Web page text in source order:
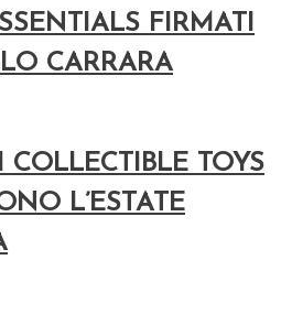
FIRMATI
CARRARA
COLLECTIBLE TOYS
L’ESTATE